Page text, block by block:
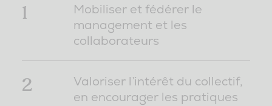
1
Mobiliser et fédérer le
management et les
collaborateurs
2
Valoriser l’intérêt du collectif,
en encourager les pratiques